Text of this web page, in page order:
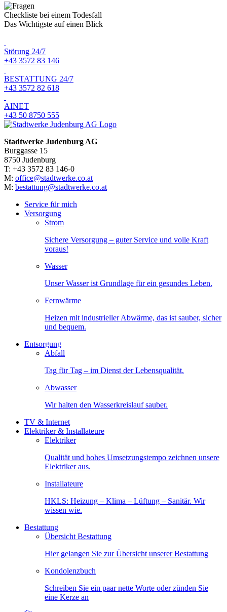
Checkliste bei einem Todesfall
Das Wichtigste auf einen Blick
Störung 24/7
+43 3572 83 146
BESTATTUNG 24/7
+43 3572 82 618
AINET
+43 50 8750 555
Stadtwerke Judenburg AG
Burggasse 15
8750 Judenburg
T: +43 3572 83 146-0
M: office@stadtwerke.co.at
M: bestattung@stadtwerke.co.at
Service für mich
Versorgung
Strom
Sichere Versorgung – guter Service und volle Kraft
voraus!
Wasser
Unser Wasser ist Grundlage für ein gesundes Leben.
Fernwärme
Heizen mit industrieller Abwärme, das ist sauber, sicher
und bequem.
Entsorgung
Abfall
Tag für Tag – im Dienst der Lebensqualität.
Abwasser
Wir halten den Wasserkreislauf sauber.
TV & Internet
Elektriker & Installateure
Elektriker
Qualität und hohes Umsetzungstempo zeichnen unsere
Elektriker aus.
Installateure
HKLS: Heizung – Klima – Lüftung – Sanitär. Wir
wissen wie.
Bestattung
Übersicht Bestattung
Hier gelangen Sie zur Übersicht unserer Bestattung
Kondolenzbuch
Schreiben Sie ein paar nette Worte oder zünden Sie
eine Kerze an